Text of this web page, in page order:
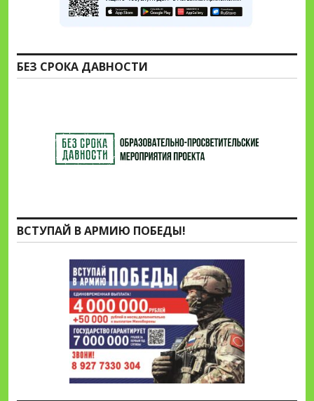
БЕЗ СРОКА ДАВНОСТИ
ВСТУПАЙ В АРМИЮ ПОБЕДЫ!